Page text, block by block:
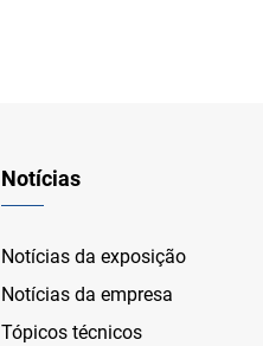
Notícias
Notícias da exposição
Notícias da empresa
Tópicos técnicos